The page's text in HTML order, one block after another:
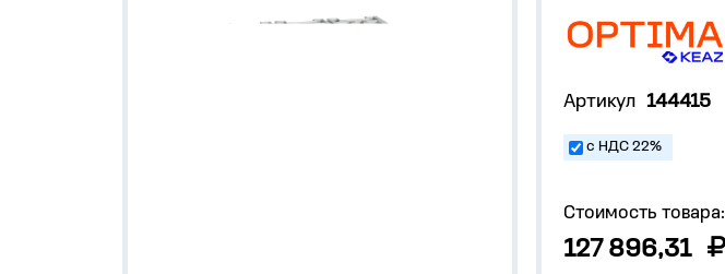
Артикул 144415
с НДС 22%
Стоимость товара:
127 896,31